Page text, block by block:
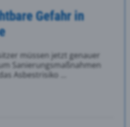
Gefahr in
müssen jetzt genauer
Sanierungsmaßnahmen
Asbestrisiko ...